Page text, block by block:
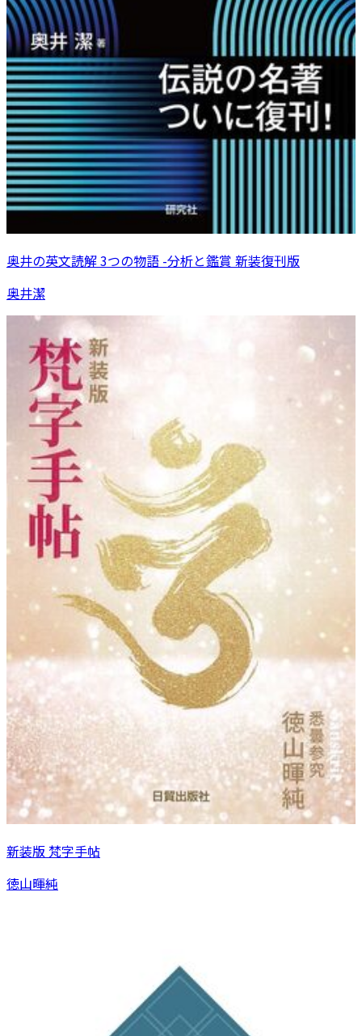
奥井の英文読解 3つの物語 -分析と鑑賞 新装復刊版
奥井潔
新装版 梵字手帖
徳山暉純